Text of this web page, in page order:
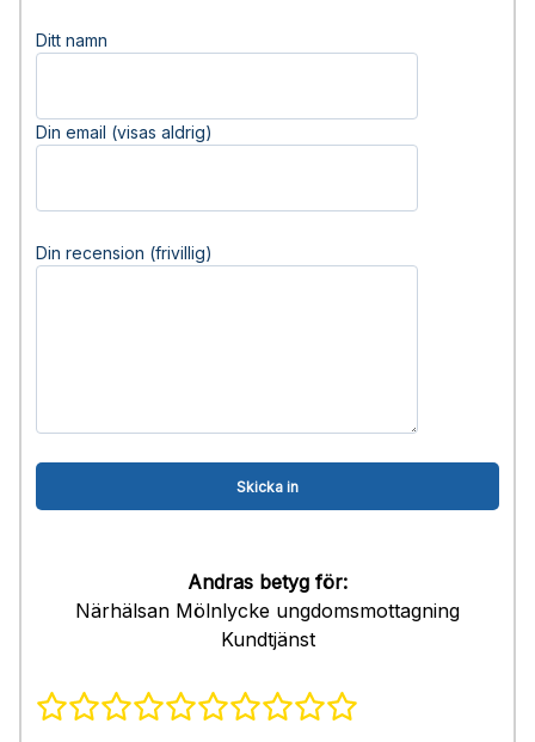
Ditt namn
Din email (visas aldrig)
Din recension (frivillig)
Andras betyg för:
Närhälsan Mölnlycke ungdomsmottagning
Kundtjänst